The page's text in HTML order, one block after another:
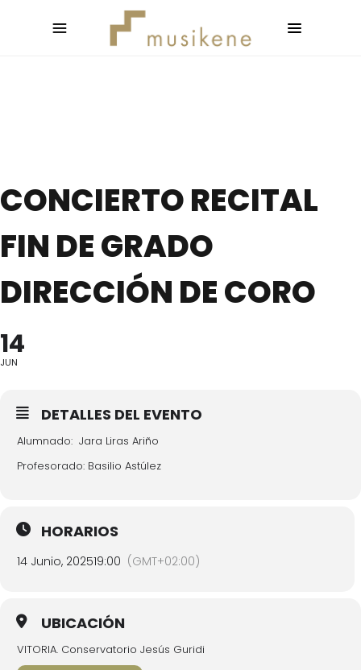
CONCIERTO RECITAL
FIN DE GRADO
DIRECCIÓN DE CORO
14
JUN
DETALLES DEL EVENTO
Alumnado: Jara Liras Ariño
Profesorado: Basilio Astúlez
HORARIOS
14 Junio, 202519:00 (GMT+02:00)
UBICACIÓN
VITORIA. Conservatorio Jesús Guridi